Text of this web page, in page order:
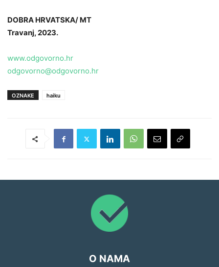
DOBRA HRVATSKA/ MT
Travanj, 2023.
www.odgovorno.hr
odgovorno@odgovorno.hr
OZNAKE haiku
O NAMA